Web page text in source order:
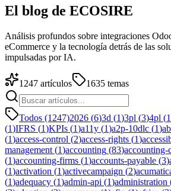
El blog de ECOSIRE
Análisis profundos sobre integraciones
eCommerce y la tecnología detrás de las
impulsadas por IA.
1247 artículos 1635 temas
Todos (1247)2026 (6)3d (1)3pl (3)4pl (1
(1)IFRS (1)KPIs (1)a11y (1)a2p-10dlc (1)
(1)access-control (2)access-rights (1)
management (1)accounting (83)accounting-
(1)accounting-firms (1)accounts-payable (3)
(1)activation (1)activecampaign (2)
(1)adequacy (1)admin-api (1)administration